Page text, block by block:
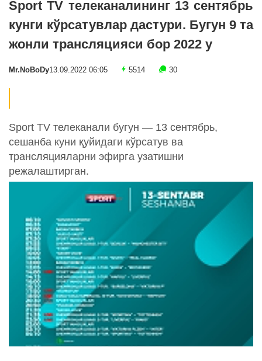
Sport TV телеканалининг 13 сентябрь
кунги кўрсатувлар дастури. Бугун 9 та
жонли трансляцияси бор 2022 y
Mr.NoBoDy13.09.2022 06:05 5514 30
Sport TV телеканали бугун — 13 сентябрь,
сешанба куни қуйидаги кўрсатув ва
трансляцияларни эфирга узатишни
режалаштирган.